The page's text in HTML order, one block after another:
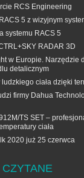
RCS Engineering
5 z wizyjnym
systemu RACS 5
RADAR 3D
w Europie. Narzędzie
detalicznym
ciała dzięki
firmy Dahua
TS SET –
ciała
2020 już 25 czerwca